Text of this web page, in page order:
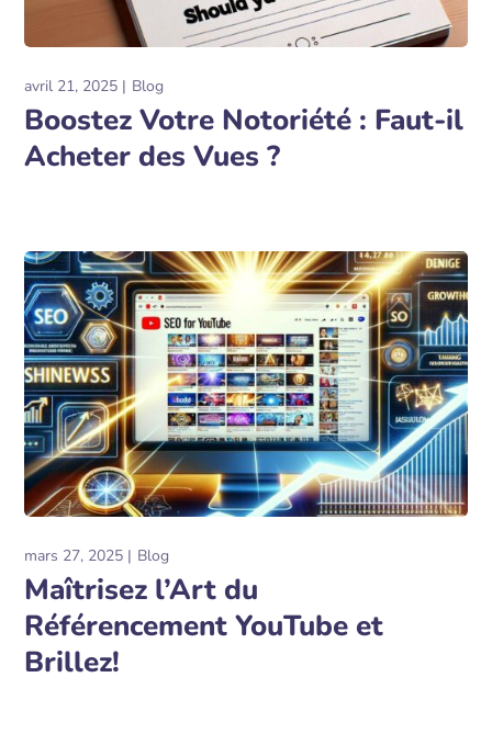
avril 21, 2025 Blog
Boostez Votre Notoriété : Faut-il
Acheter des Vues ?
mars 27, 2025 Blog
Maîtrisez l’Art du
Référencement YouTube et
Brillez!